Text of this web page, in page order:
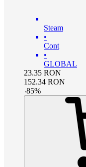
Steam
•
Cont
•
GLOBAL
23.35 RON
152.34 RON
-85%